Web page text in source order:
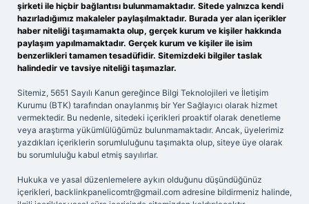
şirketi ile hiçbir bağlantısı bulunmamaktadır. Sitede yalnızca kendi
hazırladığımız makaleler paylaşılmaktadır. Burada yer alan içerikler
haber niteliği taşımamakta olup, gerçek kurum ve kişiler hakkında
paylaşım yapılmamaktadır. Gerçek kurum ve kişiler ile isim
benzerlikleri tamamen tesadüfidir. Sitemizdeki bilgiler taslak
halindedir ve tavsiye niteliği taşımazlar.
Sitemiz, 5651 Sayılı Kanun gereğince Bilgi Teknolojileri ve İletişim
Kurumu (BTK) tarafından onaylanmış bir Yer Sağlayıcı olarak hizmet
vermektedir. Bu nedenle, sitedeki içerikleri proaktif olarak denetleme
veya araştırma yükümlülüğümüz bulunmamaktadır. Ancak, üyelerimiz
yazdıkları içeriklerin sorumluluğunu taşımakta olup, siteye üye olarak
bu sorumluluğu kabul etmiş sayılırlar.
Hukuka ve yasal düzenlemelere aykırı olduğunu düşündüğünüz
içerikleri, backlinkpanelicomtr@gmail.com adresine bildirmeniz halinde,